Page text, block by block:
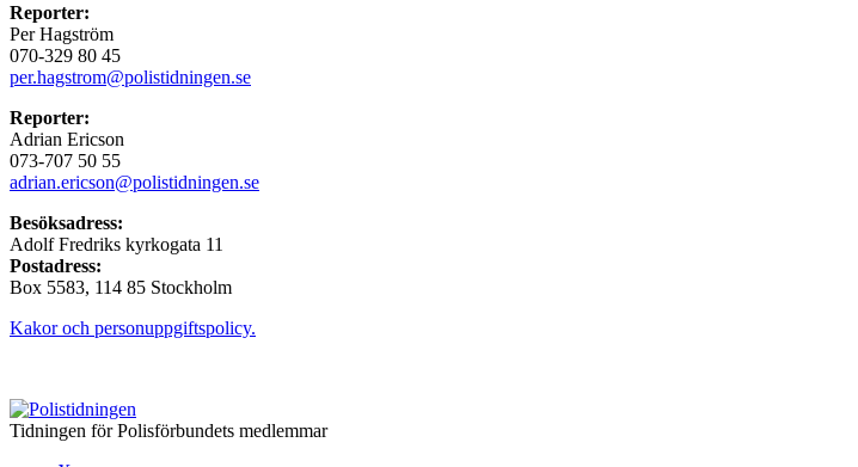
Reporter:
Per Hagström
070-329 80 45
per.hagstrom@polistidningen.se
Reporter:
Adrian Ericson
073-707 50 55
adrian.ericson@polistidningen.se
Besöksadress:
Adolf Fredriks kyrkogata 11
Postadress:
Box 5583, 114 85 Stockholm
Kakor och personuppgiftspolicy.
Tidningen för Polisförbundets medlemmar